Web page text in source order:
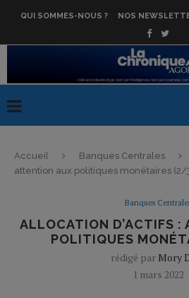
QUI SOMMES-NOUS ? NOS
Accueil Banques Centrales
attention aux politiques monétaires (2/
Banques
ALLOCATION D’ACTIFS :
POLITIQUES
rédigé par Mory
1 mars 2022